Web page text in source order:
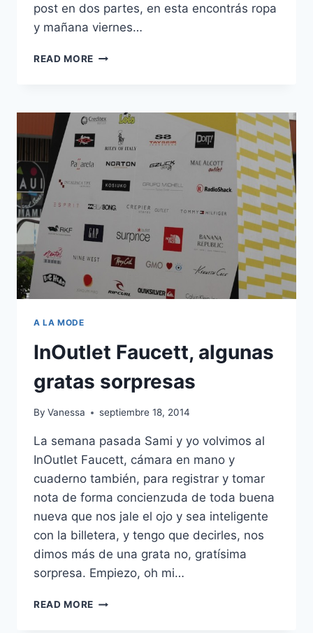
post en dos partes, en esta encontrás ropa
y mañana viernes…
READ MORE INOUTLETT
PARA
ELLAS
A LA MODE
InOutlet Faucett, algunas
gratas sorpresas
By Vanessa septiembre 18, 2014
La semana pasada Sami y yo volvimos al
InOutlet Faucett, cámara en mano y
cuaderno también, para registrar y tomar
nota de forma concienzuda de toda buena
nueva que nos jale el ojo y sea inteligente
con la billetera, y tengo que decirles, nos
dimos más de una grata no, gratísima
sorpresa. Empiezo, oh mi…
READ MORE INOUTLET